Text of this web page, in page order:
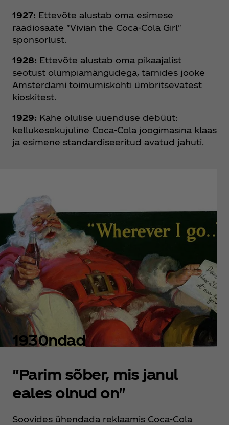
1927: Ettevõte alustab oma esimese
raadiosaate "Vivian the Coca‑Cola Girl"
sponsorlust.
1928: Ettevõte alustab oma pikaajalist
seotust olümpiamängudega, tarnides jooke
Amsterdami toimumiskohti ümbritsevatest
kioskitest.
1929: Kahe olulise uuenduse debüüt:
kellukesekujuline Coca‑Cola joogimasina klaas
ja esimene standardiseeritud avatud jahuti.
1930ndad
"Parim sõber, mis janul
eales olnud on"
Soovides ühendada reklaamis Coca‑Cola